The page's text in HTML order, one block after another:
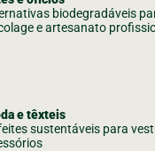
biodegradáveis
e artesanato
e têxteis
sustentáveis para